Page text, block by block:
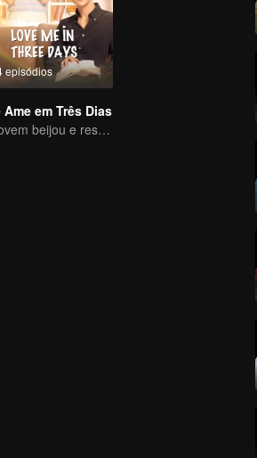
episódios
Ame em Três Dias
A jovem beijou e resgatou o CEO em constante mudança